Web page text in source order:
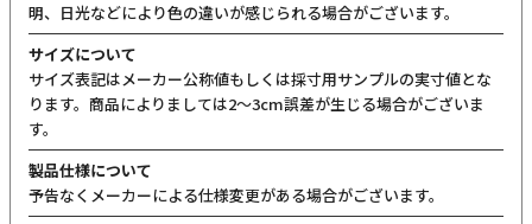
明、日光などにより色の違いが感じられる場合がございます。
サイズについて
サイズ表記はメーカー公称値もしくは採寸用サンプルの実寸値とな
ります。商品によりましては2〜3cm誤差が生じる場合がございま
す。
製品仕様について
予告なくメーカーによる仕様変更がある場合がございます。